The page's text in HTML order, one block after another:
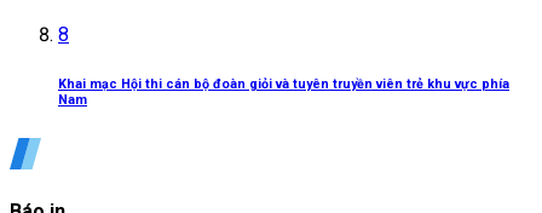
8
Khai mạc Hội thi cán bộ đoàn giỏi và tuyên truyền viên trẻ khu vực phía
Nam